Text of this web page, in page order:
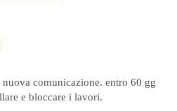
nuova comunicazione. entro 60 gg
e bloccare i lavori.